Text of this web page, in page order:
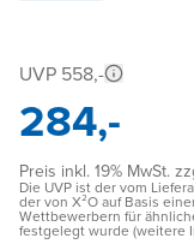
UVP 558,-
284,-
Preis inkl. 19% MwSt.
Die UVP ist der vom
der von X²O auf Basis
Wettbewerbern für
festgelegt wurde (weitere